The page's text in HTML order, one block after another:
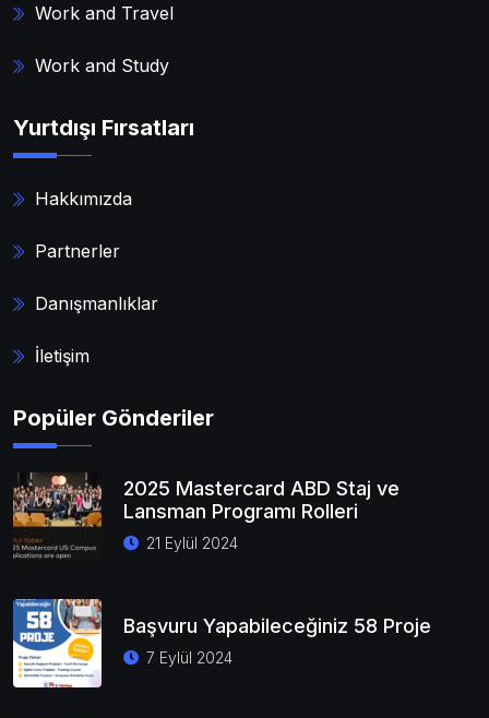
Work and Travel
Work and Study
Yurtdışı Fırsatları
Hakkımızda
Partnerler
Danışmanlıklar
İletişim
Popüler Gönderiler
2025 Mastercard ABD Staj ve
Lansman Programı Rolleri
21 Eylül 2024
Başvuru Yapabileceğiniz 58 Proje
7 Eylül 2024